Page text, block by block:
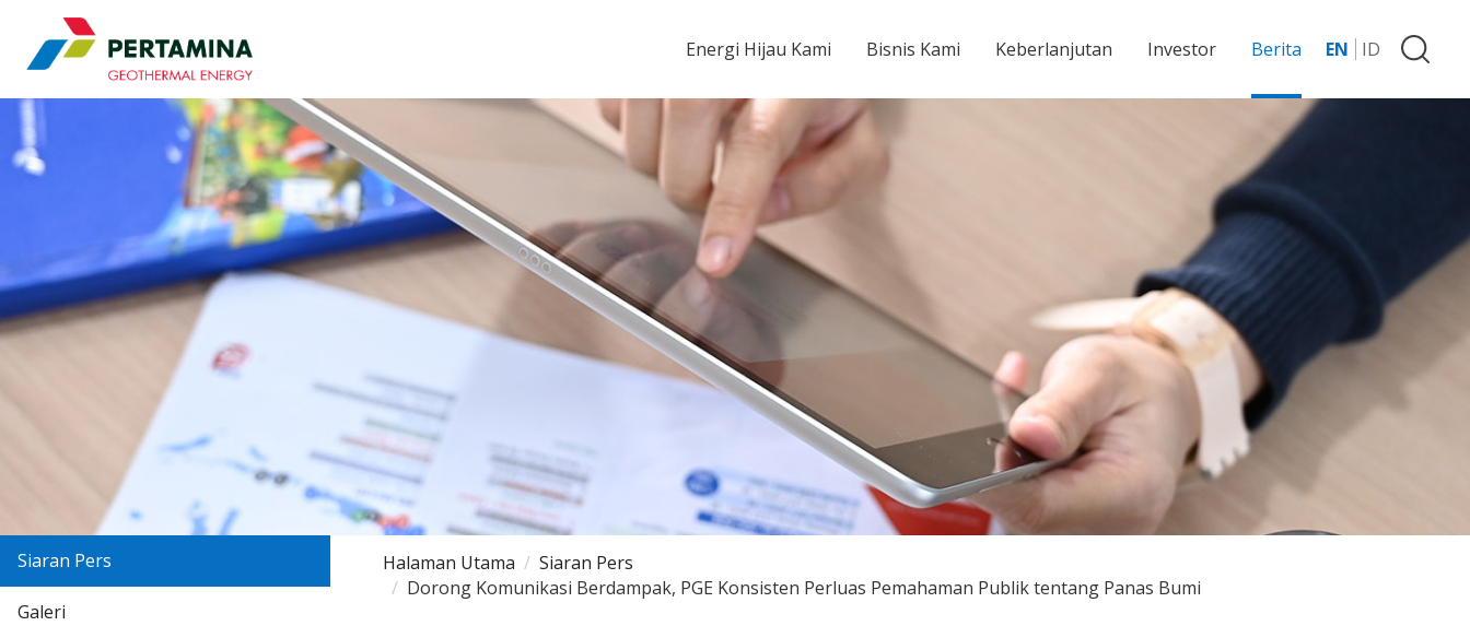
Pertamina Geothermal Energy TbkEnergi Hijau Kami Bisnis Kami Keberlanjutan Investor Berita EN ID
Siaran Pers
Galeri
Halaman Utama
Siaran Pers
Dorong Komunikasi Berdampak, PGE Konsisten Perluas Pemahaman Publik tentang Panas Bumi